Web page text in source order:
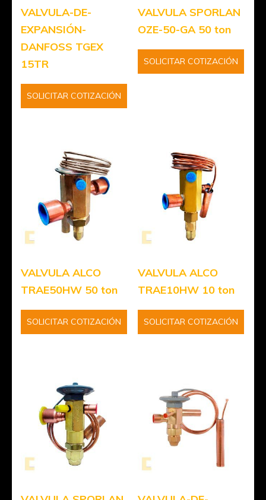
VALVULA-DE-
EXPANSIÓN-
DANFOSS TGEX
15TR
SOLICITAR COTIZACIÓN
VALVULA SPORLAN
OZE-50-GA 50 ton
SOLICITAR COTIZACIÓN
VALVULA ALCO
TRAE50HW 50 ton
SOLICITAR COTIZACIÓN
VALVULA ALCO
TRAE10HW 10 ton
SOLICITAR COTIZACIÓN